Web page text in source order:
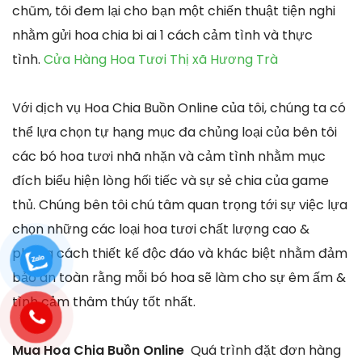
chũm, tôi đem lại cho bạn một chiến thuật tiện nghi
nhằm gửi hoa chia bi ai 1 cách cảm tình và thực
tình. Cửa Hàng Hoa Tươi Thị xã Hương Trà
Với dịch vụ Hoa Chia Buồn Online của tôi, chúng ta có
thể lựa chọn tự hạng mục đa chủng loại của bên tôi
các bó hoa tươi nhã nhặn và cảm tình nhằm mục
đích biểu hiện lòng hối tiếc và sự sẻ chia của game
thủ. Chúng bên tôi chú tâm quan trọng tới sự việc lựa
chọn những các loại hoa tươi chất lượng cao &
phong cách thiết kế độc đáo và khác biệt nhằm đảm
bảo an toàn rằng mỗi bó hoa sẽ làm cho sự êm ấm &
tình cảm thâm thúy tốt nhất.
Mua Hoa Chia Buồn Online Quá trình đặt đơn hàng